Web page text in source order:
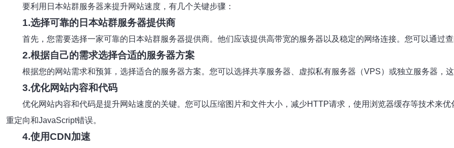
要利用日本站群服务器来提升网站速度，有几个关键步骤：
1.选择可靠的日本站群服务器提供商
首先，您需要选择一家可靠的日本站群服务器提供商。他们应该提供高带宽的服务器以及稳定的网络连接。您可以通过
2.根据自己的需求选择合适的服务器方案
根据您的网站需求和预算，选择适合的服务器方案。您可以选择共享服务器、虚拟私有服务器（VPS）或独立服务器，
3.优化网站内容和代码
优化网站内容和代码是提升网站速度的关键。您可以压缩图片和文件大小，减少HTTP请求，使用浏览器缓存等技术来
重定向和JavaScript错误。
4.使用CDN加速